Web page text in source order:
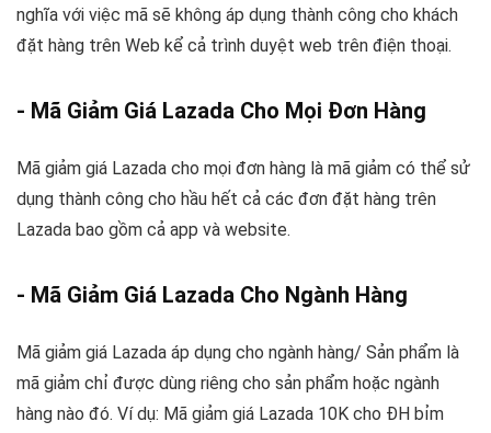
nghĩa với việc mã sẽ không áp dụng thành công cho khách
đặt hàng trên Web kể cả trình duyệt web trên điện thoại.
- Mã Giảm Giá Lazada Cho Mọi Đơn Hàng
Mã giảm giá Lazada cho mọi đơn hàng là mã giảm có thể sử
dụng thành công cho hầu hết cả các đơn đặt hàng trên
Lazada bao gồm cả app và website.
- Mã Giảm Giá Lazada Cho Ngành Hàng
Mã giảm giá Lazada áp dụng cho ngành hàng/ Sản phẩm là
mã giảm chỉ được dùng riêng cho sản phẩm hoặc ngành
hàng nào đó. Ví dụ: Mã giảm giá Lazada 10K cho ĐH bỉm